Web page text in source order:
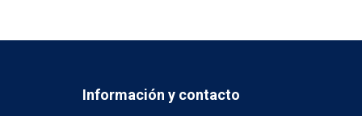
Información y contacto